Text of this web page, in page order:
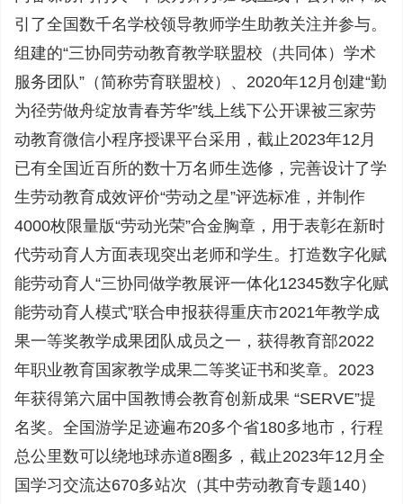
引了全国数千名学校领导教师学生助教关注并参与。
组建的“三协同劳动教育教学联盟校（共同体）学术
服务团队”（简称劳育联盟校）、2020年12月创建“勤
为径劳做舟绽放青春芳华”线上线下公开课被三家劳
动教育微信小程序授课平台采用，截止2023年12月
已有全国近百所的数十万名师生选修，完善设计了学
生劳动教育成效评价“劳动之星”评选标准，并制作
4000枚限量版“劳动光荣”合金胸章，用于表彰在新时
代劳动育人方面表现突出老师和学生。打造数字化赋
能劳动育人“三协同做学教展评一体化12345数字化赋
能劳动育人模式”联合申报获得重庆市2021年教学成
果一等奖教学成果团队成员之一，获得教育部2022
年职业教育国家教学成果二等奖证书和奖章。2023
年获得第六届中国教博会教育创新成果 “SERVE”提
名奖。全国游学足迹遍布20多个省180多地市，行程
总公里数可以绕地球赤道8圈多，截止2023年12月全
国学习交流达670多站次（其中劳动教育专题140）